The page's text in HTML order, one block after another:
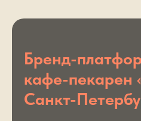
Бренд-
кафе-пекарен
Санкт-